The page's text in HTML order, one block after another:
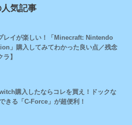
気記事
レイが楽しい！「Minecraft: Nintendo
」購入してみてわかった良い点／残念
】
購入したならコレを買え！ドックな
きる「C-Force」が超便利！